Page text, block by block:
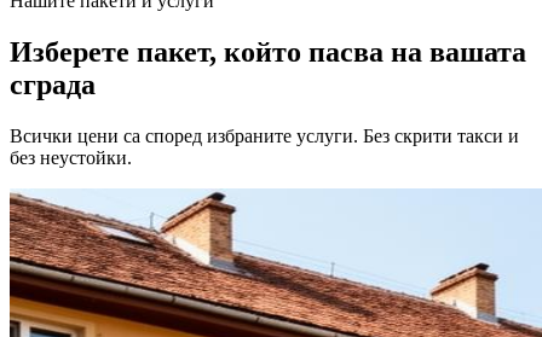
Изберете пакет, който пасва на вашата
сграда
Всички цени са според избраните услуги. Без скрити такси и
без неустойки.